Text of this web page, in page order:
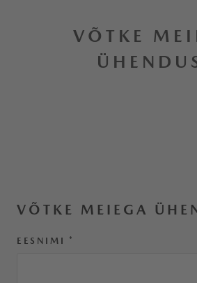
VÕTKE
VÕTKE MEIEGA
EESNIMI *